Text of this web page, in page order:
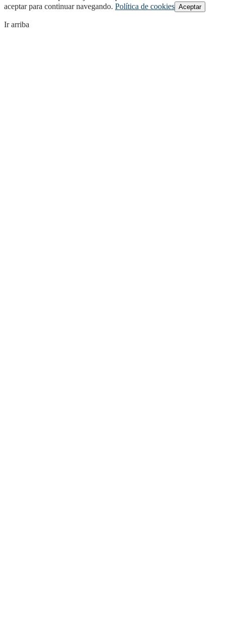
aceptar para continuar navegando. Política de cookies Aceptar
Ir arriba